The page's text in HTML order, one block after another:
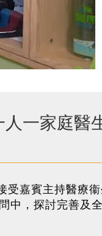
一家庭醫
嘉賓主持醫療
中，探討完善及